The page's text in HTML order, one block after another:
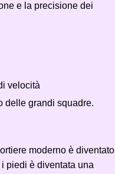
e la precisione dei
velocità
delle grandi squadre.
moderno è diventato
piedi è diventata una